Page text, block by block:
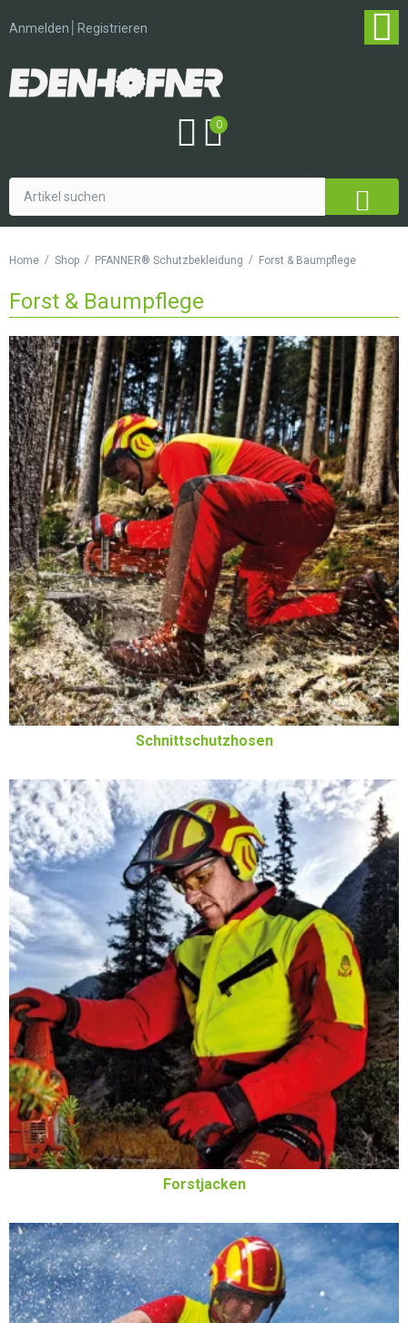
Anmelden Registrieren
0
Home / Shop / PFANNER® Schutzbekleidung / Forst & Baumpflege
Forst & Baumpflege
Schnittschutzhosen
Forstjacken